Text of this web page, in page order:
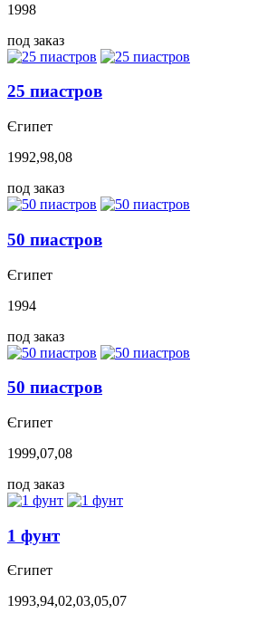
1998
под заказ
25 пиастров
Єгипет
1992,98,08
под заказ
50 пиастров
Єгипет
1994
под заказ
50 пиастров
Єгипет
1999,07,08
под заказ
1 фунт
Єгипет
1993,94,02,03,05,07